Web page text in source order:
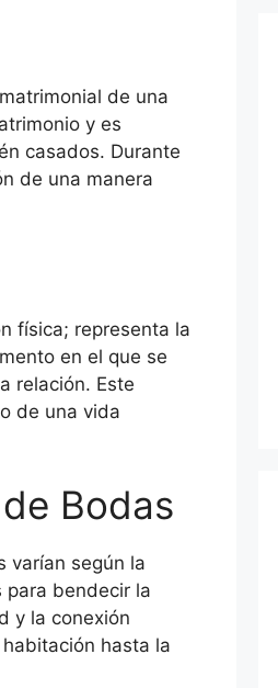
de una
y es
casados. Durante
de una manera
física; representa la
en el que se
relación. Este
de una vida
Bodas
varían según la
para bendecir la
y la conexión
hasta la